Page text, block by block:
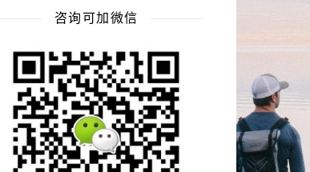
咨询可加微信